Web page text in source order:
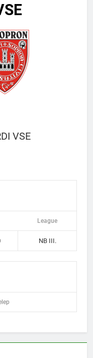
VSE
League
NB III.